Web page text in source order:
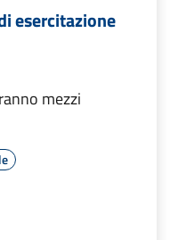
esercitazione
mezzi